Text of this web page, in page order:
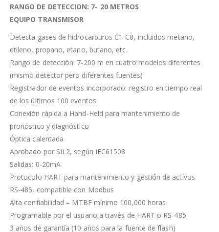
RANGO DE DETECCION: 7- 20 METROS
EQUIPO TRANSMISOR
Detecta gases de hidrocarburos C1-C8, incluidos metano,
etileno, propano, etano, butano, etc.
Rango de detección: 7-200 m en cuatro modelos diferentes
(mismo detector pero diferentes fuentes)
Registrador de eventos incorporado: registro en tiempo real
de los últimos 100 eventos
Conexión rápida a Hand-Held para mantenimiento de
pronóstico y diagnóstico
Óptica calentada
Aprobado por SIL2, según IEC61508
Salidas: 0-20mA
Protocolo HART para mantenimiento y gestión de activos
RS-485, compatible con Modbus
Alta confiabilidad – MTBF mínimo 100,000 horas
Programable por el usuario a través de HART o RS-485
3 años de garantía (10 años para la fuente de flash)